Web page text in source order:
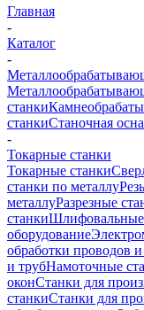
Главная
-
Каталог
-
станки
станкиСтаночная
-
Токарные станки
Токарные станки
станки по металлу
металлуРазрезные
станкиШлифовальные
оборудование
обработки проводов и
и трубНамоточные
оконСтанки для
станкиСтанки для